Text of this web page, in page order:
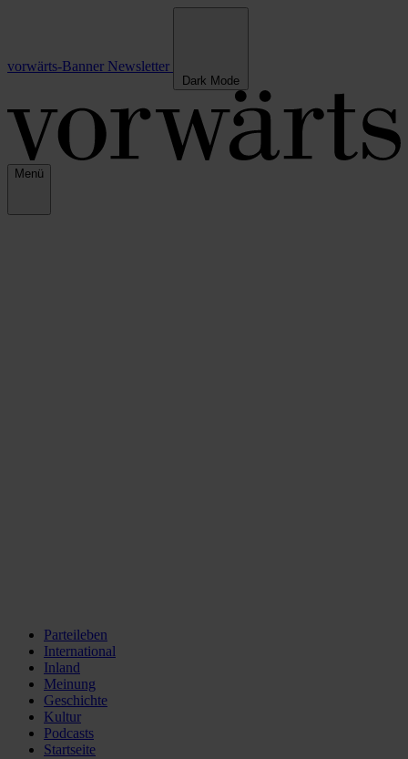
vorwärts-Banner Newsletter
Dark Mode
Menü
Parteileben
International
Inland
Meinung
Geschichte
Kultur
Podcasts
Startseite